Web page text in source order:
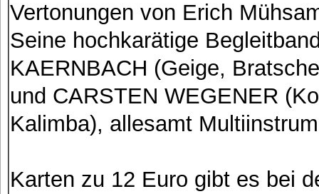
Vertonungen von Erich
Seine hochkarätige
KAERNBACH (Geige,
und CARSTEN WEGENER
Kalimba), allesamt
Karten zu 12 Euro gibt es bei